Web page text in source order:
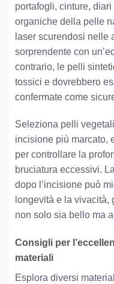
portafogli, cinture,
organiche della pelle
laser scurendosi nelle
sorprendente con
contrario, le pelli
tossici e dovrebbero
confermate come
Seleziona pelli
incisione più marcato,
per controllare la
bruciatura eccessivi.
dopo l’incisione può
longevità e la vivacità,
non solo sia bello ma
Consigli per
materiali
Esplora diversi